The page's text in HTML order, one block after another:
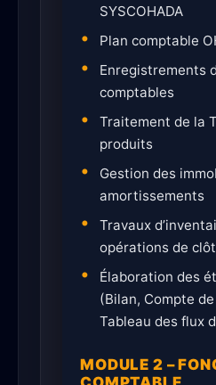
SYSCOHADA
Plan comptable
Enregistrements
comptables
Traitement de la
produits
Gestion des
amortissements
Travaux
opérations de
Élaboration des
(Bilan, Compte
Tableau des flux
MODULE 2 –